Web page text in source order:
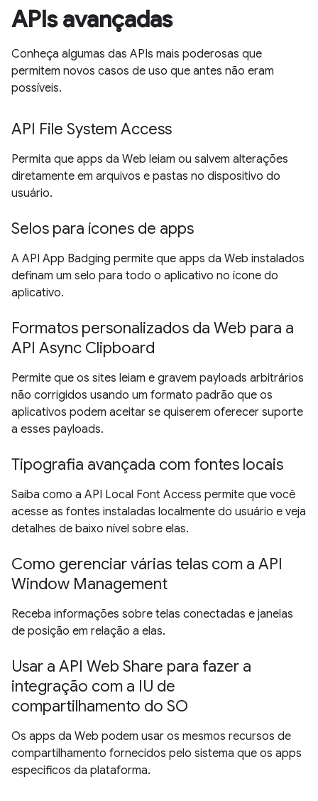
APIs avançadas
Conheça algumas das APIs mais poderosas que
permitem novos casos de uso que antes não eram
possíveis.
API File System Access
Permita que apps da Web leiam ou salvem alterações
diretamente em arquivos e pastas no dispositivo do
usuário.
Selos para ícones de apps
A API App Badging permite que apps da Web instalados
definam um selo para todo o aplicativo no ícone do
aplicativo.
Formatos personalizados da Web para a
API Async Clipboard
Permite que os sites leiam e gravem payloads arbitrários
não corrigidos usando um formato padrão que os
aplicativos podem aceitar se quiserem oferecer suporte
a esses payloads.
Tipografia avançada com fontes locais
Saiba como a API Local Font Access permite que você
acesse as fontes instaladas localmente do usuário e veja
detalhes de baixo nível sobre elas.
Como gerenciar várias telas com a API
Window Management
Receba informações sobre telas conectadas e janelas
de posição em relação a elas.
Usar a API Web Share para fazer a
integração com a IU de
compartilhamento do SO
Os apps da Web podem usar os mesmos recursos de
compartilhamento fornecidos pelo sistema que os apps
específicos da plataforma.